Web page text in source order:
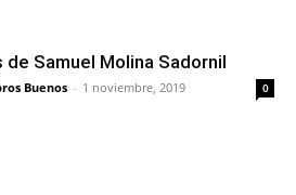
de Samuel Molina Sadornil
Buenos - 1 noviembre, 2019 0